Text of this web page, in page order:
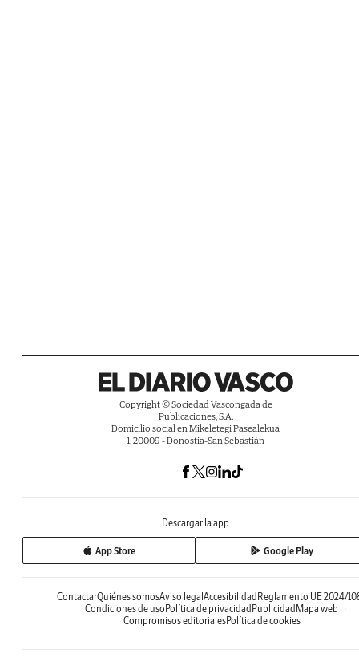
Copyright © Sociedad Vascongada de
Publicaciones, S.A.
Domicilio social en Mikeletegi Pasealekua
1. 20009 - Donostia-San Sebastián
Descargar la app
App Store Google Play
ContactarQuiénes somosAviso legal Accesibilidad Reglamento UE 2024/
Condiciones de uso Política de privacidad Publicidad Mapa web
Compromisos editorialesPolítica de cookies